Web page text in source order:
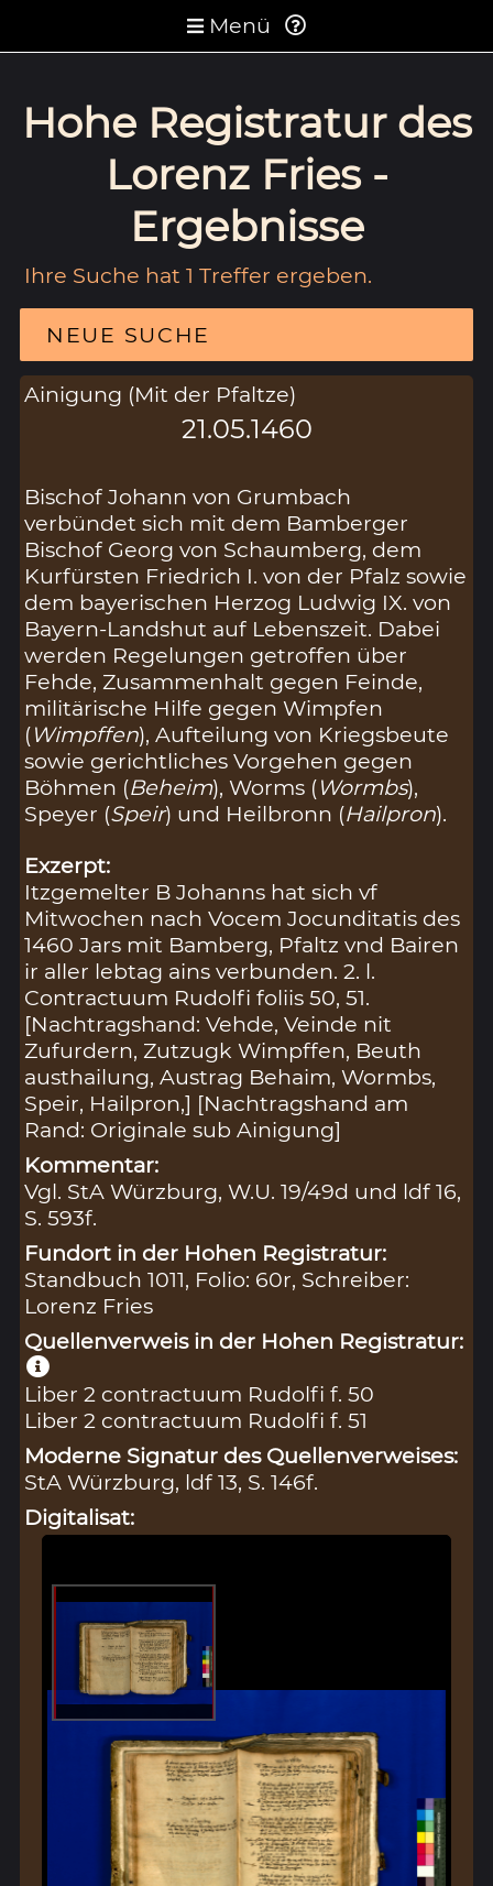
Menü
Hohe Registratur des
Lorenz Fries -
Ergebnisse
Ihre Suche hat 1 Treffer ergeben.
NEUE SUCHE
Ainigung (Mit der Pfaltze)
21.05.1460
Bischof Johann von Grumbach
verbündet sich mit dem Bamberger
Bischof Georg von Schaumberg, dem
Kurfürsten Friedrich I. von der Pfalz sowie
dem bayerischen Herzog Ludwig IX. von
Bayern-Landshut auf Lebenszeit. Dabei
werden Regelungen getroffen über
Fehde, Zusammenhalt gegen Feinde,
militärische Hilfe gegen Wimpfen
(Wimpffen), Aufteilung von Kriegsbeute
sowie gerichtliches Vorgehen gegen
Böhmen (Beheim), Worms (Wormbs),
Speyer (Speir) und Heilbronn (Hailpron).
Exzerpt:
Itzgemelter B Johanns hat sich vf
Mitwochen nach Vocem Jocunditatis des
1460 Jars mit Bamberg, Pfaltz vnd Bairen
ir aller lebtag ains verbunden. 2. l.
Contractuum Rudolfi foliis 50, 51.
[Nachtragshand: Vehde, Veinde nit
Zufurdern, Zutzugk Wimpffen, Beuth
austhailung, Austrag Behaim, Wormbs,
Speir, Hailpron,] [Nachtragshand am
Rand: Originale sub Ainigung]
Kommentar:
Vgl. StA Würzburg, W.U. 19/49d und ldf 16,
S. 593f.
Fundort in der Hohen Registratur:
Standbuch 1011, Folio: 60r, Schreiber:
Lorenz Fries
Quellenverweis in der Hohen Registratur:
Liber 2 contractuum Rudolfi f. 50
Liber 2 contractuum Rudolfi f. 51
Moderne Signatur des Quellenverweises:
StA Würzburg, ldf 13, S. 146f.
Digitalisat: